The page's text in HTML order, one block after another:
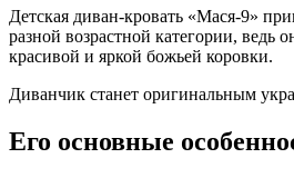
Детская диван-кровать «Мася-9»
разной возрастной категории, ведь
красивой и яркой божьей коровки.
Диванчик станет оригинальным
Его основные